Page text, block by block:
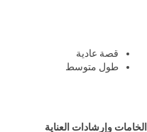
قصة عادية
طول متوسط
الخامات وإرشادات العناية